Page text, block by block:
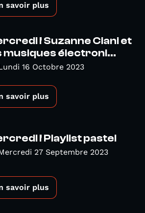
savoir plus
! Suzanne Ciani et
musiques électroni...
16 Octobre 2023
savoir plus
! Playlist pastel
27 Septembre 2023
savoir plus